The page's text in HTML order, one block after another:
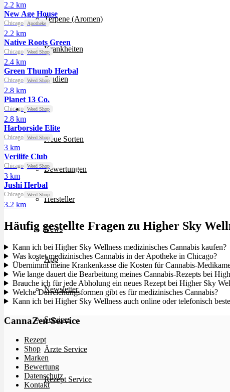
Terpene (Aromen)
Krankheiten
Studien
Zen
Neue Sorten
Bewertungen
Hersteller
News
App
Newsletter
Services
Ärzte Service
Rezept Service
2.2 km
New Age House
Chicago Apotheke
2.2 km
Native Roots Green
Chicago Weed Shop
2.4 km
Green Thumb Herbal
Chicago Weed Shop
2.8 km
Planet 13 Co.
Chicago Weed Shop
2.8 km
Harborside Elite
Chicago Weed Shop
3 km
Verilife Club
Chicago Weed Shop
3 km
Jushi Herbal
Chicago Weed Shop
3.2 km
Häufig gestellte Fragen zu Higher Sky
Kann ich bei Higher Sky Wellness medizinisches Cannabis kaufen?
Was kostet medizinisches Cannabis in der Apotheke in Chicago?
Übernimmt meine Krankenkasse die Kosten für Cannabis-
Wie lange dauert die Bearbeitung meines Cannabis-Rezepts bei
Brauche ich für jede Abholung ein neues Rezept bei Higher Sky
Welche Darreichungsformen gibt es für medizinisches Cannabis?
Kann ich bei Higher Sky Wellness auch online oder telefonisch
CannaZen Service
Rezept
Shop
Marken
Bewertung
Datenschutz
Kontakt